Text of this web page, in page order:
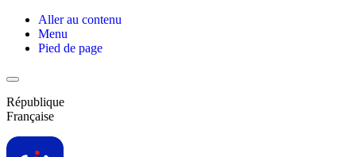
Aller au contenu
Menu
Pied de page
République
Française